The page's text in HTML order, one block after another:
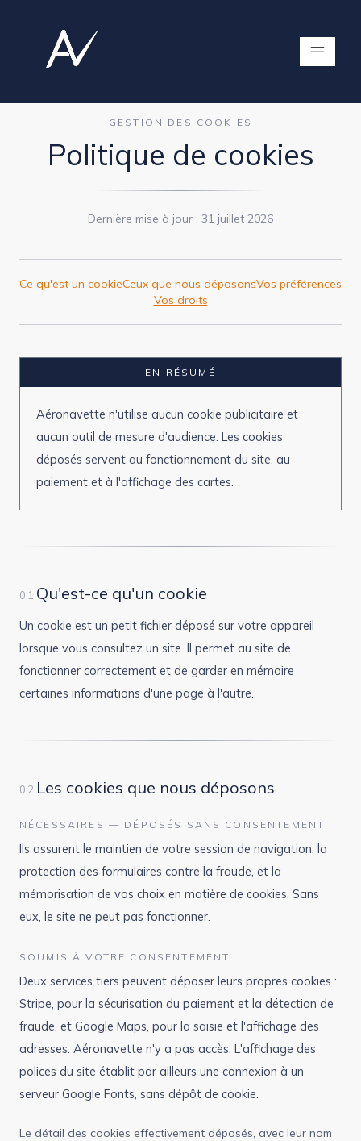
GESTION DES COOKIES
Politique de cookies
Dernière mise à jour : 31 juillet 2026
Ce qu'est un cookieCeux que nous déposonsVos préférences
Vos droits
EN RÉSUMÉ
Aéronavette n'utilise aucun cookie publicitaire et
aucun outil de mesure d'audience. Les cookies
déposés servent au fonctionnement du site, au
paiement et à l'affichage des cartes.
01 Qu'est-ce qu'un cookie
Un cookie est un petit fichier déposé sur votre appareil
lorsque vous consultez un site. Il permet au site de
fonctionner correctement et de garder en mémoire
certaines informations d'une page à l'autre.
02 Les cookies que nous déposons
NÉCESSAIRES — DÉPOSÉS SANS CONSENTEMENT
Ils assurent le maintien de votre session de navigation, la
protection des formulaires contre la fraude, et la
mémorisation de vos choix en matière de cookies. Sans
eux, le site ne peut pas fonctionner.
SOUMIS À VOTRE CONSENTEMENT
Deux services tiers peuvent déposer leurs propres cookies :
Stripe, pour la sécurisation du paiement et la détection de
fraude, et Google Maps, pour la saisie et l'affichage des
adresses. Aéronavette n'y a pas accès. L'affichage des
polices du site établit par ailleurs une connexion à un
serveur Google Fonts, sans dépôt de cookie.
Le détail des cookies effectivement déposés, avec leur nom